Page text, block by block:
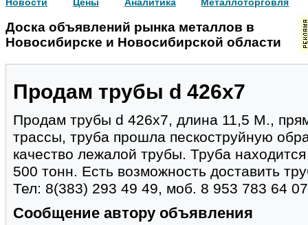
Доска объявлений рынка металлов в
Новосибирске и Новосибирской области
Продам трубы d 426х7
Продам трубы d 426х7, длина 11,5 М.,
трассы, труба прошла пескоструйную
качество лежалой трубы. Труба
500 тонн. Есть возможность доставить
Тел: 8(383) 293 49 49, моб. 8 953 783 64 07
Сообщение автору объявления